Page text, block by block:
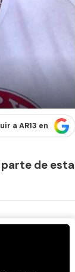
a AR13 en
de esta